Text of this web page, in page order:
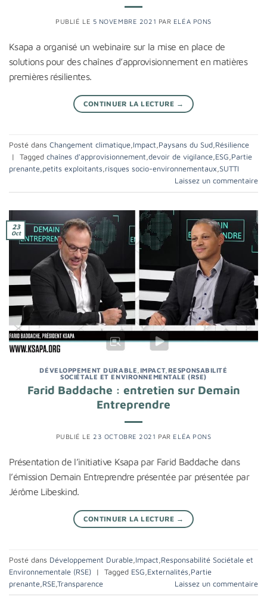
PUBLIÉ LE 5 NOVEMBRE 2021 PAR ELÉA PONS
Ksapa a organisé un webinaire sur la mise en place de
solutions pour des chaînes d’approvisionnement en matières
premières résilientes.
CONTINUER LA LECTURE →
Posté dans Changement climatique Impact Paysans du Sud Résilience
|
Tagged chaînes d'approvisionnement devoir de vigilance ESG Partie
prenante petits exploitants risques socio-environnementaux SUTTI
Laissez un commentaire
23
Oct
DÉVELOPPEMENT DURABLE IMPACT, RESPONSABILITÉ
SOCIÉTALE ET ENVIRONNEMENTALE (RSE)
Farid Baddache : entretien sur Demain
Entreprendre
PUBLIÉ LE 23 OCTOBRE 2021 PAR ELÉA PONS
Présentation de l’initiative Ksapa par Farid Baddache dans
l’émission Demain Entreprendre présentée par présentée par
Jérôme Libeskind.
CONTINUER LA LECTURE →
Posté dans Développement Durable Impact Responsabilité Sociétale et
Environnementale (RSE)
| Tagged ESG Externalités Partie
prenante RSE Transparence Laissez un commentaire